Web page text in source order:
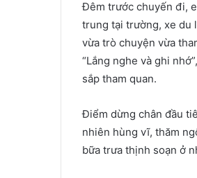
Đêm trước chuyến đi,
trung tại trường, xe du
vừa trò chuyện vừa
“Lắng nghe và ghi
sắp tham quan.
Điểm dừng chân đầu
nhiên hùng vĩ, thăm
bữa trưa thịnh soạn ở